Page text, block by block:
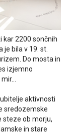
kar 2200 sončnih
je bila v 19. st.
Do mosta in
izjemno
aktivnosti
sredozemske
steze ob morju,
in stare